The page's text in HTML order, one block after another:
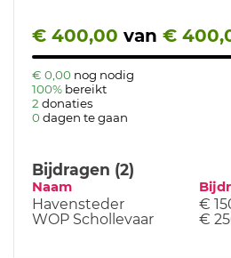
€ 400,00 van €
€ 0,00 nog nodig
100% bereikt
2 donaties
0 dagen te gaan
Bijdragen (2)
Naam
Havensteder €
WOP Schollevaar
€